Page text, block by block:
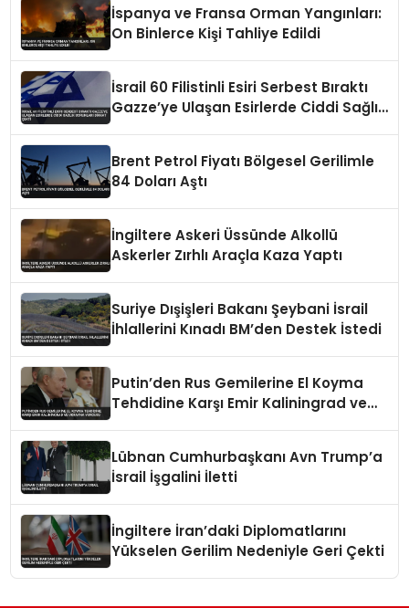
İspanya ve Fransa Orman Yangınları:
On Binlerce Kişi Tahliye Edildi
İsrail 60 Filistinli Esiri Serbest Bıraktı
Gazze’ye Ulaşan Esirlerde Ciddi Sağlık
Brent Petrol Fiyatı Bölgesel Gerilimle
84 Doları Aştı
İngiltere Askeri Üssünde Alkollü
Askerler Zırhlı Araçla Kaza Yaptı
Suriye Dışişleri Bakanı Şeybani İsrail
İhlallerini Kınadı BM’den Destek İstedi
Putin’den Rus Gemilerine El Koyma
Tehdidine Karşı Emir Kaliningrad ve
Lübnan Cumhurbaşkanı Avn Trump’a
İsrail İşgalini İletti
İngiltere İran’daki Diplomatlarını
Yükselen Gerilim Nedeniyle Geri Çekti